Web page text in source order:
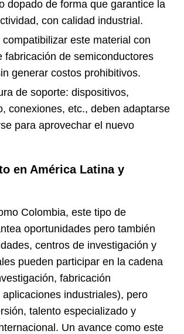
dopado de forma que garantice la
con calidad industrial.
este material con
fabricación de semiconductores
generar costos prohibitivos.
de soporte: dispositivos,
conexiones, etc., deben adaptarse
para aprovechar el nuevo
en América Latina y
Colombia, este tipo de
oportunidades pero también
centros de investigación y
pueden participar en la cadena
fabricación
industriales), pero
talento especializado y
Un avance como este